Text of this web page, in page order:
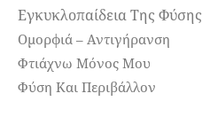
Εγκυκλοπαίδεια Της Φύσης
Ομορφιά – Αντιγήρανση
Φτιάχνω Μόνος Μου
Φύση Και Περιβάλλον